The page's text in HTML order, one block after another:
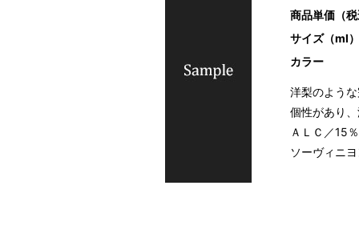
商品単価（税
サイズ（ml）
カラー
洋梨のよう
個性があり
ＡＬＣ／15
ソーヴィニ